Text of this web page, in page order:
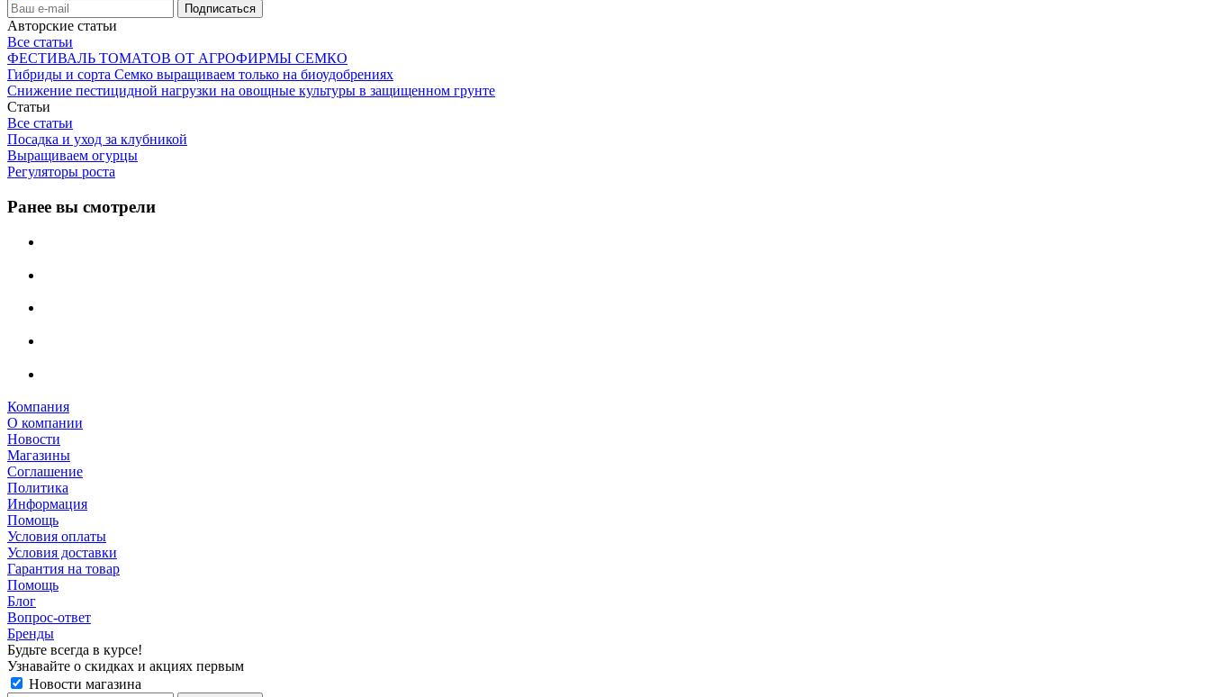
Авторские статьи
Все статьи
ФЕСТИВАЛЬ ТОМАТОВ ОТ АГРОФИРМЫ СЕМКО
Гибриды и сорта Семко выращиваем только на биоудобрениях
Снижение пестицидной нагрузки на овощные культуры в защищенном грунте
Статьи
Все статьи
Посадка и уход за клубникой
Выращиваем огурцы
Регуляторы роста
Ранее вы смотрели
Компания
О компании
Новости
Магазины
Соглашение
Политика
Информация
Помощь
Условия оплаты
Условия доставки
Гарантия на товар
Помощь
Блог
Вопрос-ответ
Бренды
Будьте всегда в курсе!
Узнавайте о скидках и акциях первым
Новости магазина